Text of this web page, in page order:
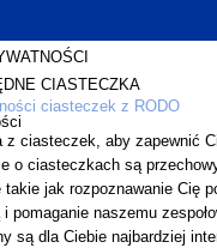
CIASTECZKA
ciasteczek z RODO
z ciasteczek, aby zapewnić
o ciasteczkach są
jak rozpoznawanie Cię
pomaganie naszemu
są dla Ciebie najbardziej